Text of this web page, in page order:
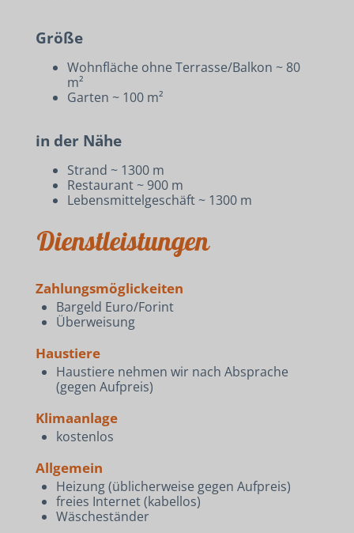
Größe
Wohnfläche ohne Terrasse/Balkon ~ 80
m²
Garten ~ 100 m²
in der Nähe
Strand ~ 1300 m
Restaurant ~ 900 m
Lebensmittelgeschäft ~ 1300 m
Dienstleistungen
Zahlungsmöglickeiten
Bargeld Euro/Forint
Überweisung
Haustiere
Haustiere nehmen wir nach Absprache
(gegen Aufpreis)
Klimaanlage
kostenlos
Allgemein
Heizung (üblicherweise gegen Aufpreis)
freies Internet (kabellos)
Wäscheständer